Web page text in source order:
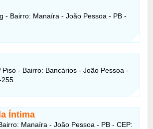
- Bairro: Manaíra - João Pessoa - PB -
Piso - Bairro: Bancários - João Pessoa -
255
Íntima
Manaíra - João Pessoa - PB - CEP: